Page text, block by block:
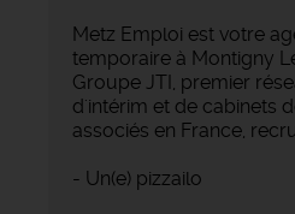
Metz Emploi est votre
temporaire à Montigny
Groupe JTI, premier
d'intérim et de cabinets
associés en France,
- Un(e) pizzailo